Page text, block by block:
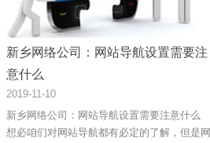
新乡网络公司：网站导航设置需要注
意什么
2019-11-10
新乡网络公司：网站导航设置需要注意什么
想必咱们对网站导航都有必定的了解，但是网